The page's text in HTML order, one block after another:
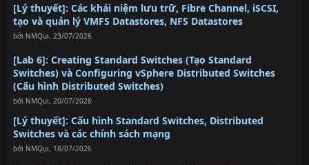
[Lý thuyết]: Các khái niệm lưu trữ, Fibre Channel, iSCSI,
tạo và quản lý VMFS Datastores, NFS Datastores
bởi NMQui, 23/07/2026
[Lab 6]: Creating Standard Switches (Tạo Standard
Switches) và Configuring vSphere Distributed Switches
(Cấu hình Distributed Switches)
bởi NMQui, 20/07/2026
[Lý thuyết]: Cấu hình Standard Switches, Distributed
Switches và các chính sách mạng
bởi NMQui, 18/07/2026